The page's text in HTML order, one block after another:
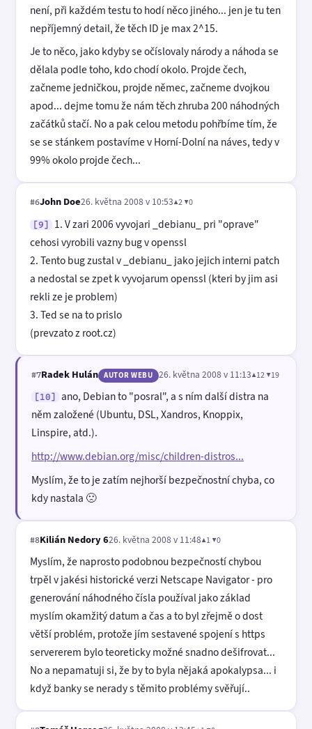
není, při každém testu to hodí něco jiného... jen je tu ten
nepříjemný detail, že těch ID je max 2^15.
Je to něco, jako kdyby se očíslovaly národy a náhoda se
dělala podle toho, kdo chodí okolo. Projde čech,
začneme jedničkou, projde němec, začneme dvojkou
apod... dejme tomu že nám těch zhruba 200 náhodných
začátků stačí. No a pak celou metodu pohřbíme tím, že
se se stánkem postavíme v Horní-Dolní na náves, tedy v
99% okolo projde čech...
#6John Doe26. května 2008 v 10:53▲2 ▼0
[9]
1. V zari 2006 vyvojari _debianu_ pri "oprave"
cehosi vyrobili vazny bug v openssl
2. Tento bug zustal v _debianu_ jako jejich interni patch
a nedostal se zpet k vyvojarum openssl (kteri by jim asi
rekli ze je problem)
3. Ted se na to prislo
(prevzato z root.cz)
#7Radek Hulán AUTOR WEBU 26. května 2008 v 11:13▲12 ▼19
[10]
ano, Debian to "posral", a s ním další distra na
něm založené (Ubuntu, DSL, Xandros, Knoppix,
Linspire, atd.).
http://www.debian.org/misc/children-distros...
Myslím, že to je zatím nejhorší bezpečnostní chyba, co
kdy nastala 🙁
#8Kilián Nedory 626. května 2008 v 11:48▲1 ▼0
Myslím, že naprosto podobnou bezpečností chybou
trpěl v jakési historické verzi Netscape Navigator - pro
generování náhodného čísla používal jako základ
myslím okamžitý datum a čas a to byl zřejmě o dost
větší problém, protože jím sestavené spojení s https
servererem bylo teoreticky možné snadno dešifrovat...
No a nepamatuji si, že by to byla nějaká apokalypsa... i
když banky se nerady s těmito problémy svěřují..